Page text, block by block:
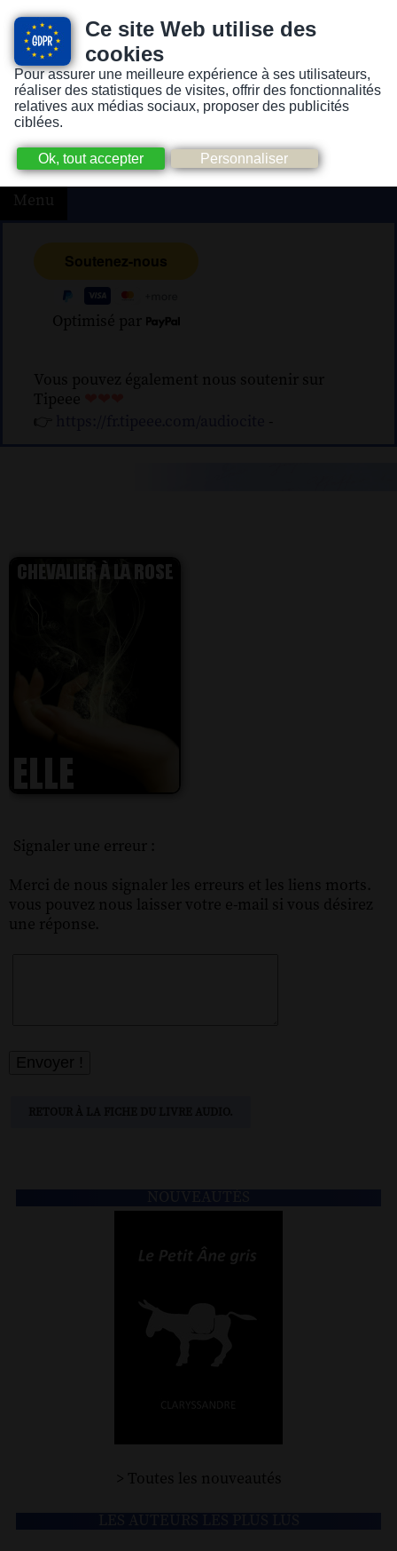
Ce site Web utilise des
cookies
Pour assurer une meilleure expérience à ses utilisateurs,
réaliser des statistiques de visites, offrir des fonctionnalités
relatives aux médias sociaux, proposer des publicités
ciblées.
Version pour personnes mal-voyantes ou non-voyantes
Menu
Optimisé par
Vous pouvez également nous soutenir sur
Tipeee
👉
-
Signaler une erreur :
Merci de nous signaler les erreurs et les liens morts.
vous pouvez nous laisser votre e-mail si vous désirez
une réponse.
> Toutes les nouveautés